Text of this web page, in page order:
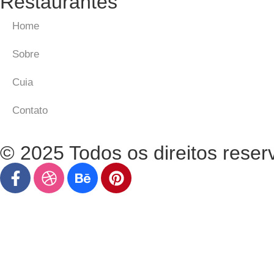
Home
Sobre
Cuia
Contato
© 2025 Todos os direitos